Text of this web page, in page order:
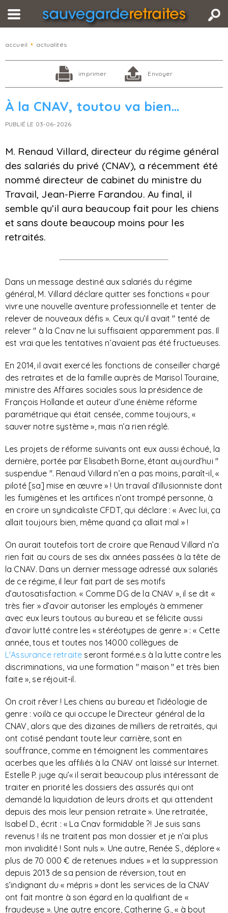
accueil • actualités
imprimer Envoyer
À la CNAV, toutou va bien…
PUBLIÉ LE 03-06-2026
M. Renaud Villard, directeur du régime général
des salariés du privé (CNAV), a récemment été
nommé directeur de cabinet du ministre du
Travail, Jean-Pierre Farandou. Au final, il
semble qu’il aura beaucoup fait pour les chiens
et sans doute beaucoup moins pour les
retraités.
Dans un message destiné aux salariés du régime
général, M. Villard déclare quitter ses fonctions « pour
vivre une nouvelle aventure professionnelle et tenter de
relever de nouveaux défis ». Ceux qu’il avait " tenté de
relever " à la Cnav ne lui suffisaient apparemment pas. Il
est vrai que les tentatives n’avaient pas été fructueuses.
En 2014, il avait exercé les fonctions de conseiller chargé
des retraites et de la famille auprès de Marisol Touraine,
ministre des Affaires sociales sous la présidence de
François Hollande et auteur d’une énième réforme
paramétrique qui était censée, comme toujours, «
sauver notre système », mais n’a rien réglé.
Les projets de réforme suivants ont eux aussi échoué, la
dernière, portée par Elisabeth Borne, étant aujourd’hui "
suspendue ". Renaud Villard n’en a pas moins, paraît-il, «
piloté [sa] mise en œuvre » ! Un travail d’illusionniste dont
les fumigènes et les artifices n’ont trompé personne, à
en croire un syndicaliste CFDT, qui déclare : « Avec lui, ça
allait toujours bien, même quand ça allait mal » !
On aurait toutefois tort de croire que Renaud Villard n’a
rien fait au cours de ses dix années passées à la tête de
la CNAV. Dans un dernier message adressé aux salariés
de ce régime, il leur fait part de ses motifs
d’autosatisfaction. « Comme DG de la CNAV », il se dit «
très fier » d’avoir autoriser les employés à emmener
avec eux leurs toutous au bureau et se félicite aussi
d’avoir lutté contre les « stéréotypes de genre » : « Cette
année, tous et toutes nos 14000 collègues de
L'Assurance retraite seront formé.e.s à la lutte contre les
discriminations, via une formation " maison " et très bien
faite », se réjouit-il.
On croit rêver ! Les chiens au bureau et l’idéologie de
genre : voilà ce qui occupe le Directeur général de la
CNAV, alors que des dizaines de milliers de retraités, qui
ont cotisé pendant toute leur carrière, sont en
souffrance, comme en témoignent les commentaires
acerbes que les affiliés à la CNAV ont laissé sur Internet.
Estelle P. juge qu’« il serait beaucoup plus intéressant de
traiter en priorité les dossiers des assurés qui ont
demandé la liquidation de leurs droits et qui attendent
depuis des mois leur pension retraite ». Une retraitée,
Isabel D., écrit : « La Cnav formidable ?! Je suis sans
revenus ! ils ne traitent pas mon dossier et je n’ai plus
mon invalidité ! Sont nuls ». Une autre, Renée S., déplore «
plus de 70 000 € de retenues indues » et la suppression
depuis 2013 de sa pension de réversion, tout en
s’indignant du « mépris » dont les services de la CNAV
ont fait montre à son égard en la qualifiant de «
fraudeuse ». Une autre encore, Catherine G., « à bout